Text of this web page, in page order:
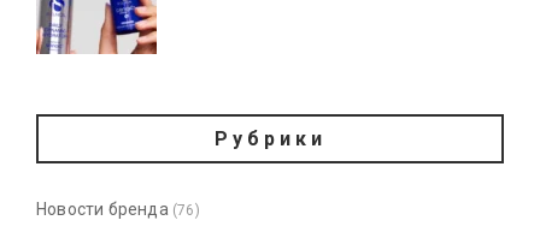
Рубрики
Новости бренда (76)